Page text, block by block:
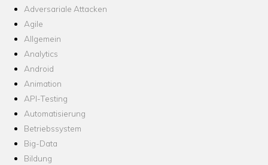
Adversariale Attacken
Agile
Allgemein
Analytics
Android
Animation
API-Testing
Automatisierung
Betriebssystem
Big-Data
Bildung